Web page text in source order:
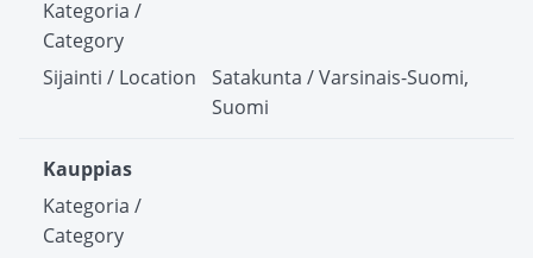
Satakunta / Varsinais-Suomi,
Suomi
Kauppias